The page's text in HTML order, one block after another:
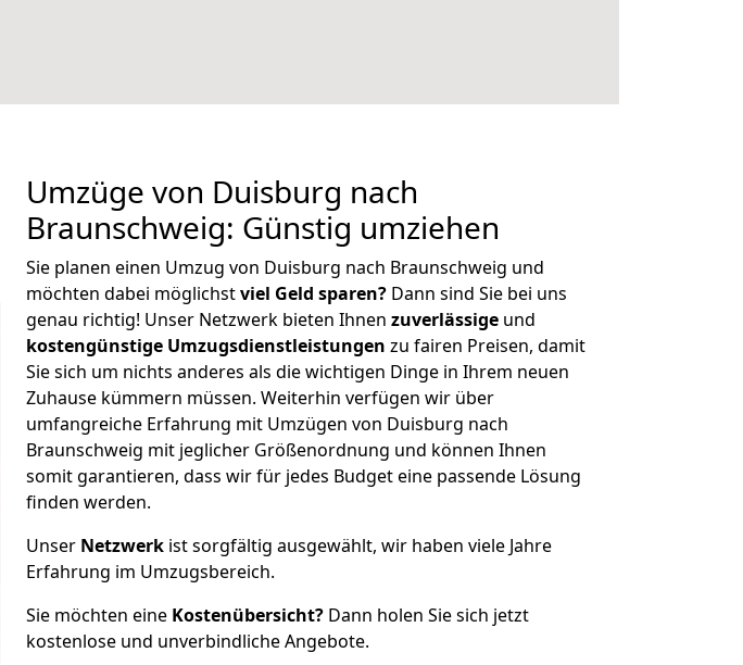
Umzüge von Duisburg nach
Braunschweig: Günstig umziehen
Sie planen einen Umzug von Duisburg nach Braunschweig und
möchten dabei möglichstviel Geld sparen? Dann sind Sie bei uns
genau richtig! Unser Netzwerk bieten Ihnen zuverlässige und
kostengünstige Umzugsdienstleistungen zu fairen Preisen, damit
Sie sich um nichts anderes als die wichtigen Dinge in Ihrem neuen
Zuhause kümmern müssen. Weiterhin verfügen wir über
umfangreiche Erfahrung mit Umzügen von Duisburg nach
Braunschweig mit jeglicher Größenordnung und können Ihnen
somit garantieren, dass wir für jedes Budget eine passende Lösung
finden werden.
Unser Netzwerk ist sorgfältig ausgewählt, wir haben viele Jahre
Erfahrung im Umzugsbereich.
Sie möchten eine Kostenübersicht? Dann holen Sie sich jetzt
kostenlose und unverbindliche Angebote.